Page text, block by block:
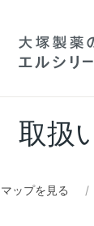
取扱
マップを見る